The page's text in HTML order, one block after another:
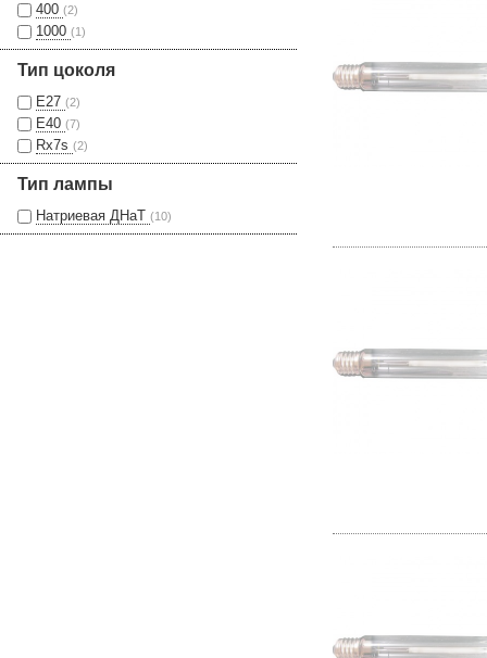
400 (2)
1000 (1)
Тип цоколя
Е27 (2)
Е40 (7)
Rx7s (2)
Тип лампы
Натриевая ДНаТ (10)